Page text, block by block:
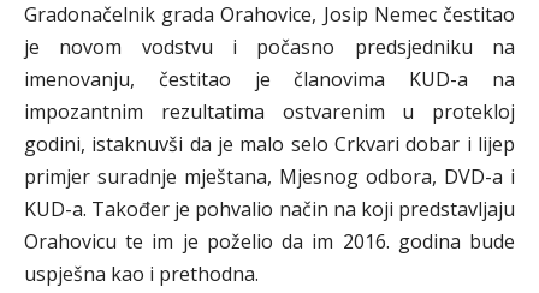
Gradonačelnik grada Orahovice, Josip Nemec čestitao
je novom vodstvu i počasno predsjedniku na
imenovanju, čestitao je članovima KUD-a na
impozantnim rezultatima ostvarenim u protekloj
godini, istaknuvši da je malo selo Crkvari dobar i lijep
primjer suradnje mještana, Mjesnog odbora, DVD-a i
KUD-a. Također je pohvalio način na koji predstavljaju
Orahovicu te im je poželio da im 2016. godina bude
uspješna kao i prethodna.